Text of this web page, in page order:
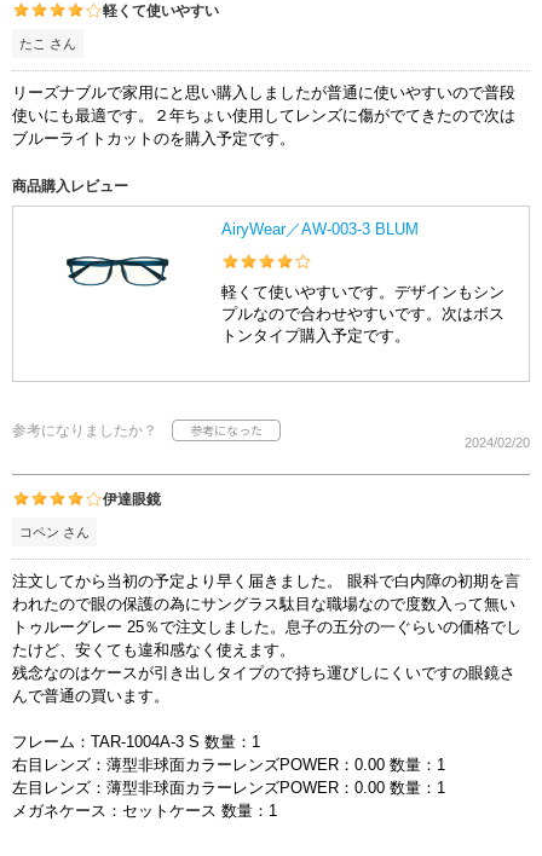
軽くて使いやすい
たこ さん
リーズナブルで家用にと思い購入しましたが普通に使いやすいので普段
使いにも最適です。２年ちょい使用してレンズに傷がでてきたので次は
ブルーライトカットのを購入予定です。
商品購入レビュー
AiryWear／AW-003-3 BLUM
軽くて使いやすいです。デザインもシン
プルなので合わせやすいです。次はボス
トンタイプ購入予定です。
参考になりましたか？
2024/02/20
伊達眼鏡
コペン さん
注文してから当初の予定より早く届きました。 眼科で白内障の初期を言
われたので眼の保護の為にサングラス駄目な職場なので度数入って無い
トゥルーグレー 25％で注文しました。息子の五分の一ぐらいの価格でし
たけど、安くても違和感なく使えます。
残念なのはケースが引き出しタイプので持ち運びしにくいですの眼鏡さ
んで普通の買います。
フレーム：TAR-1004A-3 S 数量：1
右目レンズ：薄型非球面カラーレンズPOWER：0.00 数量：1
左目レンズ：薄型非球面カラーレンズPOWER：0.00 数量：1
メガネケース：セットケース 数量：1